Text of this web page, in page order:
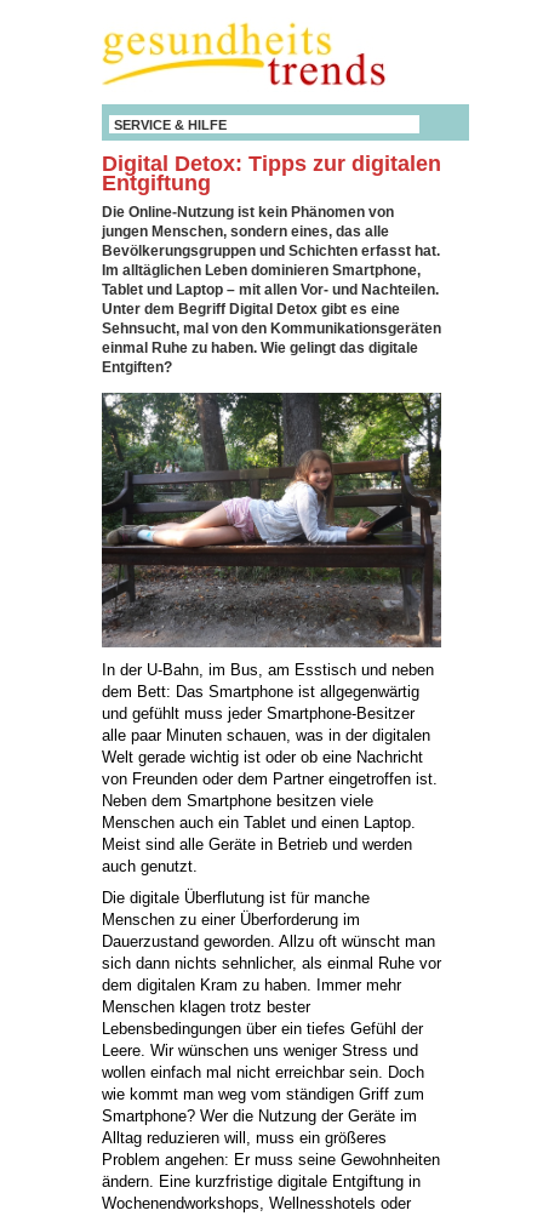
SERVICE & HILFE
Digital Detox: Tipps zur digitalen
Entgiftung
Die Online-Nutzung ist kein Phänomen von
jungen Menschen, sondern eines, das alle
Bevölkerungsgruppen und Schichten erfasst hat.
Im alltäglichen Leben dominieren Smartphone,
Tablet und Laptop – mit allen Vor- und Nachteilen.
Unter dem Begriff Digital Detox gibt es eine
Sehnsucht, mal von den Kommunikationsgeräten
einmal Ruhe zu haben. Wie gelingt das digitale
Entgiften?
In der U-Bahn, im Bus, am Esstisch und neben
dem Bett: Das Smartphone ist allgegenwärtig
und gefühlt muss jeder Smartphone-Besitzer
alle paar Minuten schauen, was in der digitalen
Welt gerade wichtig ist oder ob eine Nachricht
von Freunden oder dem Partner eingetroffen ist.
Neben dem Smartphone besitzen viele
Menschen auch ein Tablet und einen Laptop.
Meist sind alle Geräte in Betrieb und werden
auch genutzt.
Die digitale Überflutung ist für manche
Menschen zu einer Überforderung im
Dauerzustand geworden. Allzu oft wünscht man
sich dann nichts sehnlicher, als einmal Ruhe vor
dem digitalen Kram zu haben. Immer mehr
Menschen klagen trotz bester
Lebensbedingungen über ein tiefes Gefühl der
Leere. Wir wünschen uns weniger Stress und
wollen einfach mal nicht erreichbar sein. Doch
wie kommt man weg vom ständigen Griff zum
Smartphone? Wer die Nutzung der Geräte im
Alltag reduzieren will, muss ein größeres
Problem angehen: Er muss seine Gewohnheiten
ändern. Eine kurzfristige digitale Entgiftung in
Wochenendworkshops, Wellnesshotels oder